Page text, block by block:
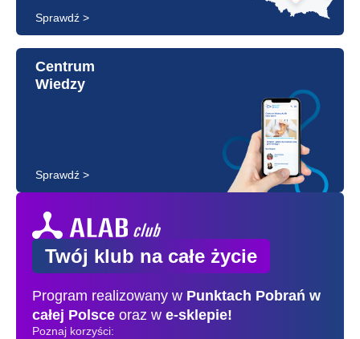
Sprawdź >
Centrum
Wiedzy
Sprawdź >
Twój klub na całe życie
Program realizowany w Punktach Pobrań w
całej Polsce oraz w e-sklepie!
Poznaj korzyści: